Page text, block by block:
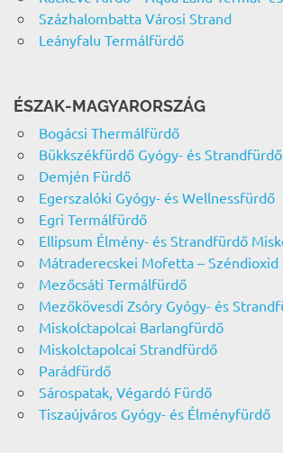
Százhalombatta Városi Strand
Leányfalu Termálfürdő
ÉSZAK-MAGYARORSZÁG
Bogácsi Thermálfürdő
Bükkszékfürdő Gyógy- és Strandfürdő
Demjén Fürdő
Egerszalóki Gyógy- és Wellnessfürdő
Egri Termálfürdő
Ellipsum Élmény- és Strandfürdő
Mátraderecskei Mofetta –
Mezőcsáti Termálfürdő
Mezőkövesdi Zsóry Gyógy- és
Miskolctapolcai Barlangfürdő
Miskolctapolcai Strandfürdő
Parádfürdő
Sárospatak, Végardó Fürdő
Tiszaújváros Gyógy- és Élményfürdő